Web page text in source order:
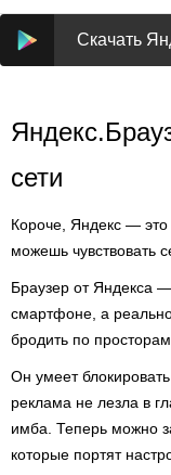
Скачать
сети
Короче, Яндекс — это
можешь чувствовать
Браузер от Яндекса
смартфоне, а
бродить по просторам
Он умеет
реклама не лезла в
имба. Теперь можно
которые портят